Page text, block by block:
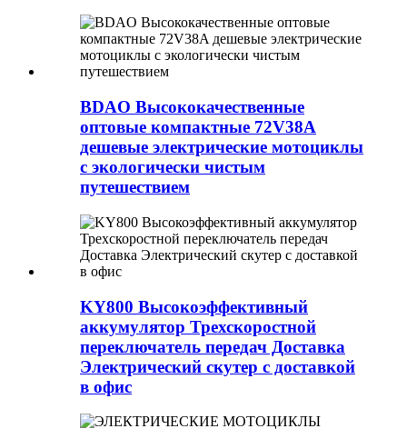
BDAO Высококачественные
оптовые компактные 72V38A
дешевые электрические мотоциклы
с экологически чистым
путешествием
KY800 Высокоэффективный
аккумулятор Трехскоростной
переключатель передач Доставка
Электрический скутер с доставкой
в ​​офис